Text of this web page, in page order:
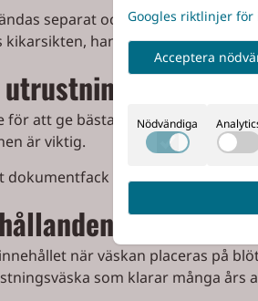
separat och är idealisk för
handkikare eller
för att ge bästa möjliga skydd åt
är viktig.
med tejpade
när väskan placeras på
som klarar många års
Googles riktlinjer
Acceptera
Nödvändiga